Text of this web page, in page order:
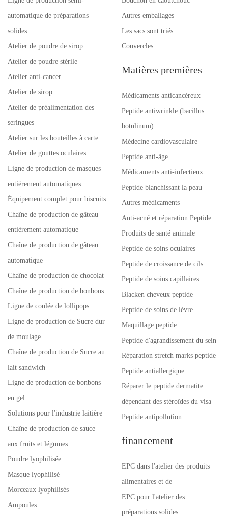
automatique de préparations
solides
Atelier de poudre de sirop
Atelier de poudre stérile
Atelier anti-cancer
Atelier de sirop
Atelier de préalimentation des
seringues
Atelier sur les bouteilles à carte
Atelier de gouttes oculaires
Ligne de production de masques
entièrement automatiques
Équipement complet pour biscuits
Chaîne de production de gâteau
entièrement automatique
Chaîne de production de gâteau
automatique
Chaîne de production de chocolat
Chaîne de production de bonbons
Ligne de coulée de lollipops
Ligne de production de Sucre dur
de moulage
Chaîne de production de Sucre au
lait sandwich
Ligne de production de bonbons
en gel
Solutions pour l'industrie laitière
Chaîne de production de sauce
aux fruits et légumes
Poudre lyophilisée
Masque lyophilisé
Morceaux lyophilisés
Ampoules
Autres emballages
Les sacs sont triés
Couvercles
Matières premières
Médicaments anticancéreux
Peptide antiwrinkle (bacillus
botulinum)
Médecine cardiovasculaire
Peptide anti-âge
Médicaments anti-infectieux
Peptide blanchissant la peau
Autres médicaments
Anti-acné et réparation Peptide
Produits de santé animale
Peptide de soins oculaires
Peptide de croissance de cils
Peptide de soins capillaires
Blacken cheveux peptide
Peptide de soins de lèvre
Maquillage peptide
Peptide d'agrandissement du sein
Réparation stretch marks peptide
Peptide antiallergique
Réparer le peptide dermatite
dépendant des stéroïdes du visa
Peptide antipollution
financement
EPC dans l'atelier des produits
alimentaires et de
EPC pour l'atelier des
préparations solides